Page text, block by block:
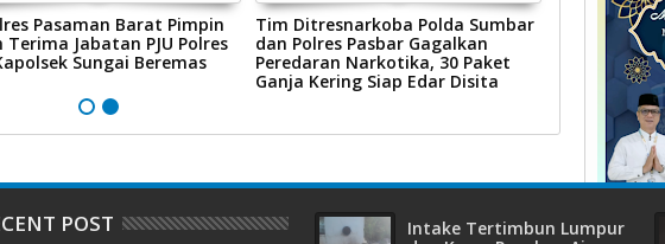
Pasaman Barat Pimpin
Terima Jabatan PJU Polres
Sungai Beremas
Tim Ditresnarkoba Polda Sumbar
dan Polres Pasbar Gagalkan
Peredaran Narkotika, 30 Paket
Ganja Kering Siap Edar Disita
Perumda
Perbaiki
Ribu
Penyesuaian
POST
Intake Tertimbun Lumpur